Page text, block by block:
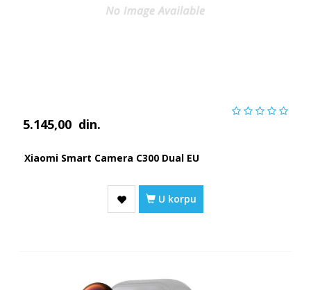
5.145,00 din.
Xiaomi Smart Camera C300 Dual EU
U korpu